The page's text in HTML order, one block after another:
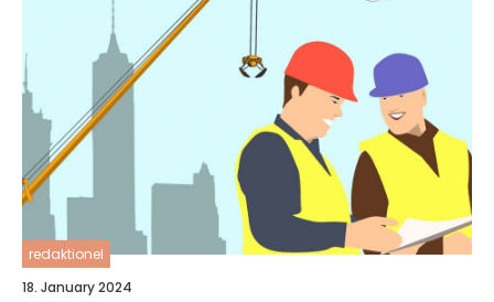
redaktionel
18. January 2024